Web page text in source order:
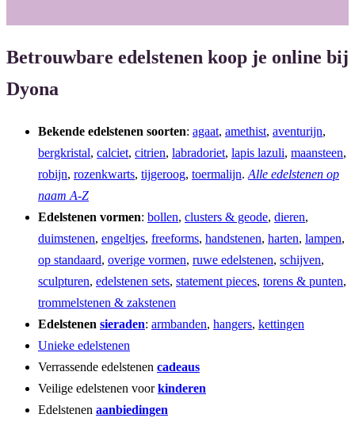
Betrouwbare edelstenen koop je online bij
Dyona
Bekende edelstenen soorten: agaat, amethist, aventurijn,
bergkristal, calciet, citrien, labradoriet, lapis lazuli, maansteen,
robijn, rozenkwarts, tijgeroog, toermalijn. Alle edelstenen op
naam A-Z
Edelstenen vormen: bollen, clusters & geode, dieren,
duimstenen, engeltjes, freeforms, handstenen, harten, lampen,
op standaard, overige vormen, ruwe edelstenen, schijven,
sculpturen, edelstenen sets, statement pieces, torens & punten,
trommelstenen & zakstenen
Edelstenen sieraden: armbanden, hangers, kettingen
Unieke edelstenen
Verrassende edelstenen cadeaus
Veilige edelstenen voorkinderen
Edelstenen aanbiedingen